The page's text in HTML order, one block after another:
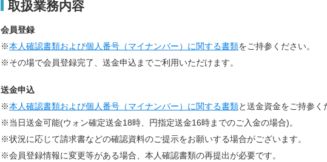
取扱業務内容
会員登録
※本人確認書類および個人番号（マイナンバー）に関する書類をご持参ください。
※その場で会員登録完了、送金申込までご利用いただけます。
送金申込
※本人確認書類および個人番号（マイナンバー）に関する書類と送金資金をご持参く
※当日送金可能(ウォン確定送金18時、円指定送金16時までのご入金の場合)。
※状況に応じて請求書などの確認資料のご提示をお願いする場合がございます。
※会員登録情報に変更等がある場合、本人確認書類の再提出が必要です。